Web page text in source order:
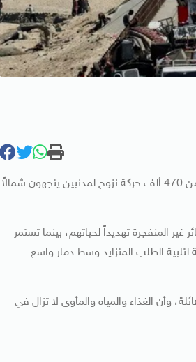
أعلن مكتب تنسيق الشؤون الإنسانية التابع للأمم المتحدة (أوتشا) اليوم الثلاثاء تسجيل أكثر من 470 ألف حركة نزوح لمدنيين يتجهون شمالاً
المنفجرة تهديداً لحياتهم، بينما تستمر
الطلب المتزايد وسط دمار واسع
وأن الغذاء والمياه والمأوى لا تزال في